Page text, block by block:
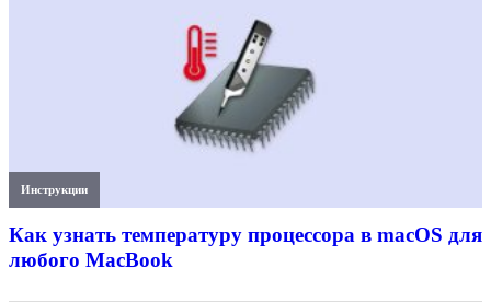
Инструкции
Как узнать температуру процессора в macOS для
любого MacBook